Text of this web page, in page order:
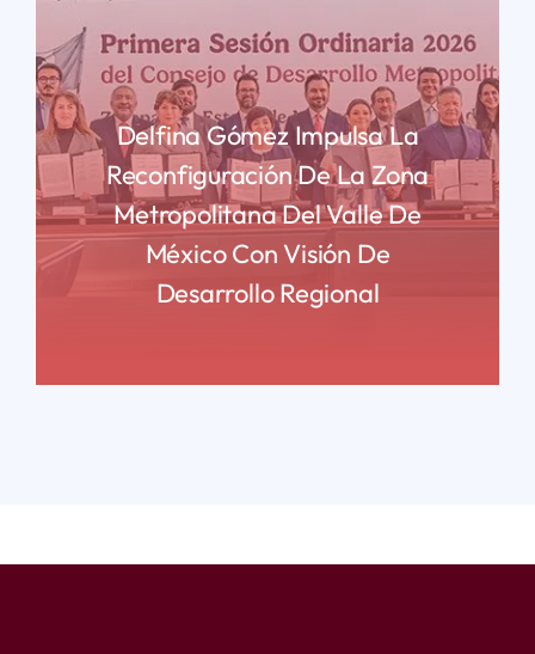
Delfina Gómez Impulsa La
Reconfiguración De La Zona
Metropolitana Del Valle De
México Con Visión De
Desarrollo Regional